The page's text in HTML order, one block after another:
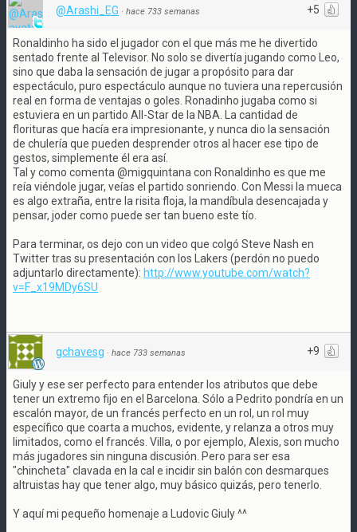
+5
@Arashi_EG · hace 733 semanas
Ronaldinho ha sido el jugador con el que más me he divertido
sentado frente al Televisor. No solo se divertía jugando como Leo,
sino que daba la sensación de jugar a propósito para dar
espectáculo, puro espectáculo aunque no tuviera una repercusión
real en forma de ventajas o goles. Ronadinho jugaba como si
estuviera en un partido All-Star de la NBA. La cantidad de
florituras que hacía era impresionante, y nunca dio la sensación
de chulería que pueden desprender otros al hacer ese tipo de
gestos, simplemente él era así.
Tal y como comenta @migquintana con Ronaldinho es que me
reía viéndole jugar, veías el partido sonriendo. Con Messi la mueca
es algo extraña, entre la risita floja, la mandíbula desencajada y
pensar, joder como puede ser tan bueno este tío.
Para terminar, os dejo con un video que colgó Steve Nash en
Twitter tras su presentación con los Lakers (perdón no puedo
adjuntarlo directamente): http://www.youtube.com/watch?
v=F_x19MDy6SU
+9
gchavesg · hace 733 semanas
Giuly y ese ser perfecto para entender los atributos que debe
tener un extremo fijo en el Barcelona. Sólo a Pedrito pondría en un
escalón mayor, de un francés perfecto en un rol, un rol muy
específico que coarta a muchos, evidente, y relanza a otros muy
limitados, como el francés. Villa, o por ejemplo, Alexis, son mucho
más jugadores sin ninguna discusión. Pero para ser esa
"chincheta" clavada en la cal e incidir sin balón con desmarques
altruistas hay que tener algo, muy básico quizás, pero tenerlo.
Y aquí mi pequeño homenaje a Ludovic Giuly ^^